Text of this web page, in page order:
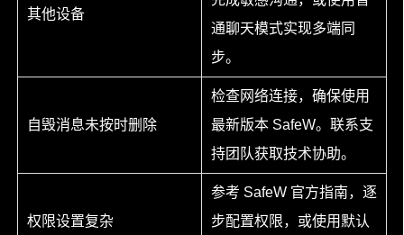
其他设备
通聊天模式实现多端同
步。
自毁消息未按时删除
检查网络连接，确保使用
最新版本 SafeW。联系支
持团队获取技术协助。
权限设置复杂
参考 SafeW 官方指南，逐
步配置权限，或使用默认